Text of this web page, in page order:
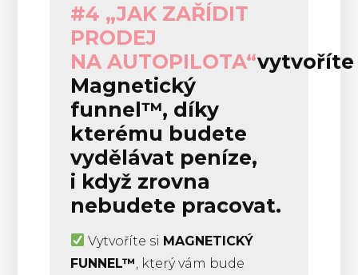
#4 „JAK ZAŘÍDIT
PRODEJ
NA AUTOPILOTA“vytvoříte
Magnetický
funnel™, díky
kterému budete
vydělávat peníze,
i když zrovna
nebudete pracovat.
Vytvoříte si MAGNETICKÝ
FUNNEL™ , který vám bude